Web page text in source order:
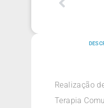
Realização
Terapia